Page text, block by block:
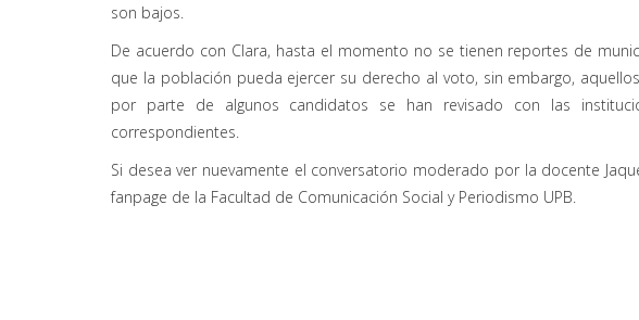
son bajos.
De acuerdo con Clara, hasta el momento no se tienen reportes de
que la población pueda ejercer su derecho al voto, sin embargo,
por parte de algunos candidatos se han revisado con las
correspondientes.
Si desea ver nuevamente el conversatorio moderado por la docente
fanpage de la Facultad de Comunicación Social y Periodismo UPB.